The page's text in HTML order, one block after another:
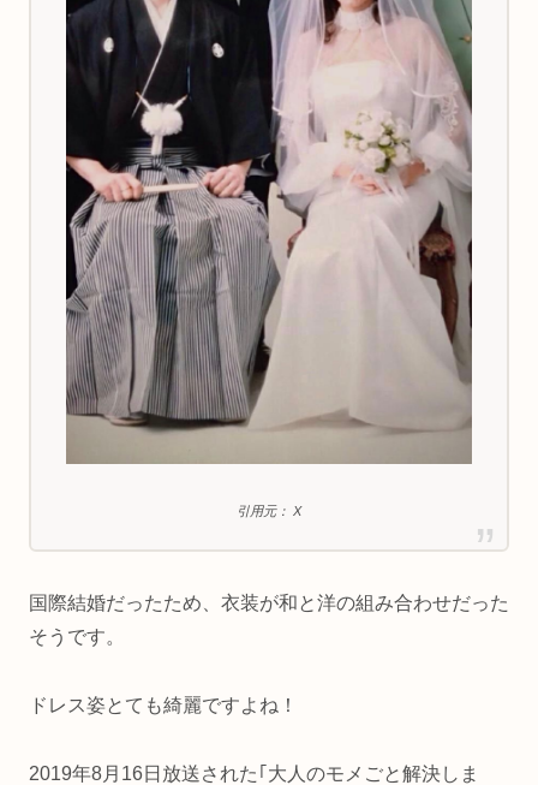
引用元： X
国際結婚だったため、衣装が和と洋の組み合わせだった
そうです。
ドレス姿とても綺麗ですよね！
2019年8月16日放送された｢大人のモメごと解決しま